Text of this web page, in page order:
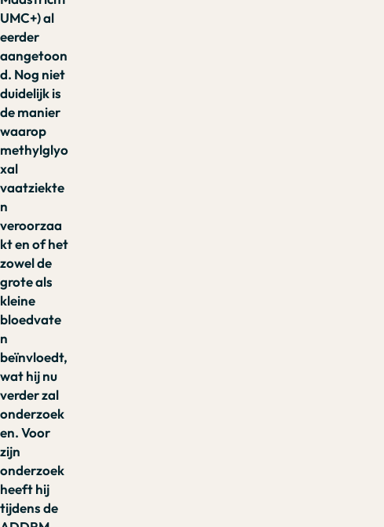
UMC+) al
eerder
aangetoon
d. Nog niet
duidelijk is
de manier
waarop
methylglyo
xal
vaatziekte
n
veroorzaa
kt en of het
zowel de
grote als
kleine
bloedvate
n
beïnvloedt,
wat hij nu
verder zal
onderzoek
en. Voor
zijn
onderzoek
heeft hij
tijdens de